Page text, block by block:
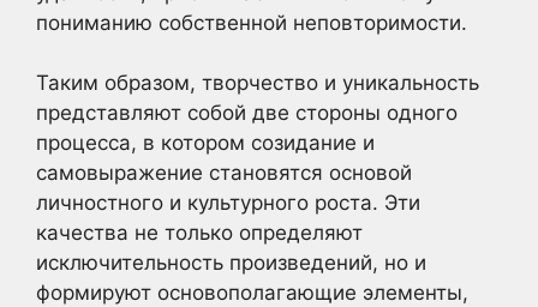
пониманию собственной неповторимости.
Таким образом, творчество и уникальность
представляют собой две стороны одного
процесса, в котором созидание и
самовыражение становятся основой
личностного и культурного роста. Эти
качества не только определяют
исключительность произведений, но и
формируют основополагающие элементы,